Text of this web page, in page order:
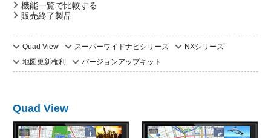
機能一覧で比較する
販売終了製品
Quad View スーパーワイドナビシリーズ
NXシリーズ
地図更新権利
バージョンアップキット
Quad View